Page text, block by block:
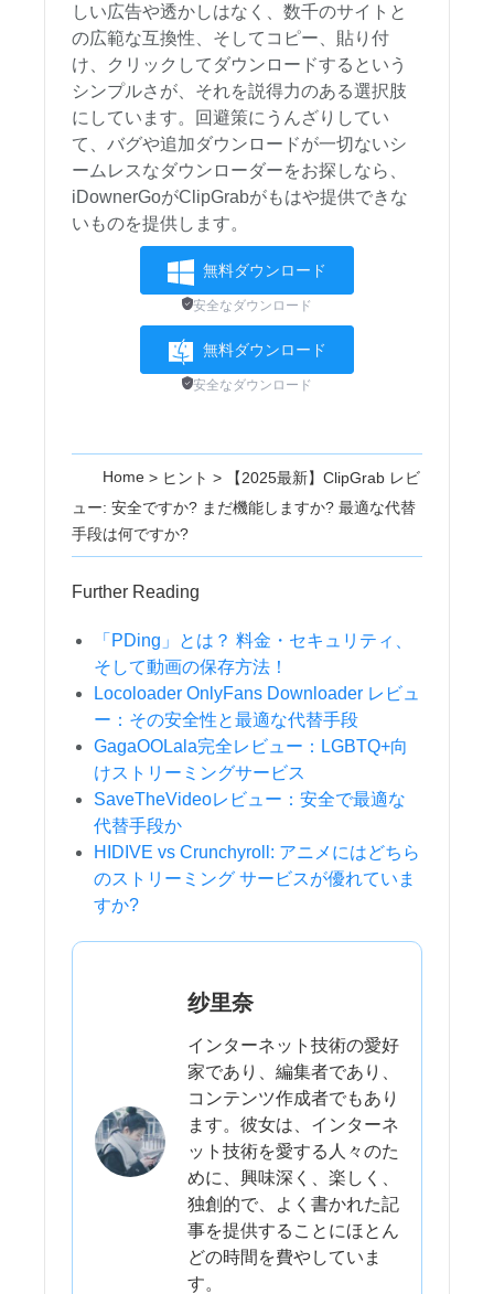
しい広告や透かしはなく、数千のサイトと
の広範な互換性、そしてコピー、貼り付
け、クリックしてダウンロードするという
シンプルさが、それを説得力のある選択肢
にしています。回避策にうんざりしてい
て、バグや追加ダウンロードが一切ないシ
ームレスなダウンローダーをお探しなら、
iDownerGoがClipGrabがもはや提供できな
いものを提供します。
無料ダウンロード
安全なダウンロード
無料ダウンロード
安全なダウンロード
Home > ヒント >
【2025最新】ClipGrab レビ
ュー: 安全ですか? まだ機能しますか? 最適な代替
手段は何ですか?
Further Reading
「PDing」とは？ 料金・セキュリティ、
そして動画の保存方法！
Locoloader OnlyFans Downloader レビュ
ー：その安全性と最適な代替手段
GagaOOLala完全レビュー：LGBTQ+向
けストリーミングサービス
SaveTheVideoレビュー：安全で最適な
代替手段か
HIDIVE vs Crunchyroll: アニメにはどちら
のストリーミング サービスが優れていま
すか?
纱里奈
インターネット技術の愛好
家であり、編集者であり、
コンテンツ作成者でもあり
ます。彼女は、インターネ
ット技術を愛する人々のた
めに、興味深く、楽しく、
独創的で、よく書かれた記
事を提供することにほとん
どの時間を費やしていま
す。